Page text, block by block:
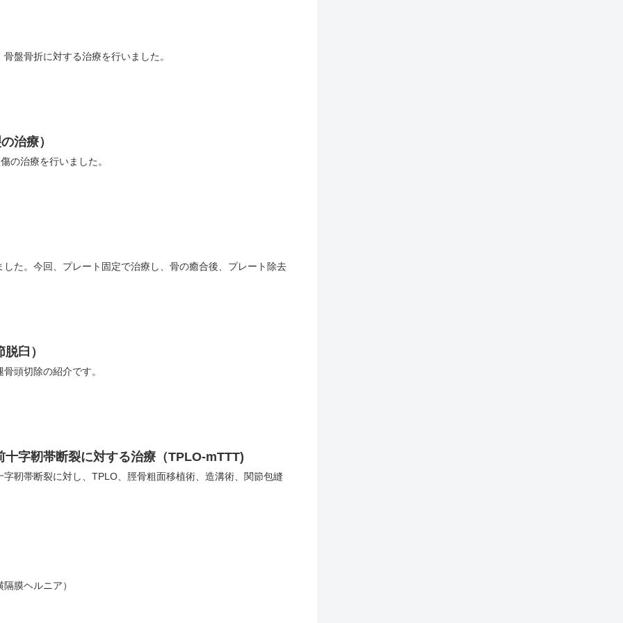
盤骨折に対する治療を行いました。
治療）
の治療を行いました。
た。今回、プレート固定で治療し、骨の癒合後、プレート除去
臼）
頭切除の紹介です。
十字靭帯断裂に対する治療（TPLO-mTTT)
靭帯断裂に対し、TPLO、脛骨粗面移植術、造溝術、関節包縫
膜ヘルニア）